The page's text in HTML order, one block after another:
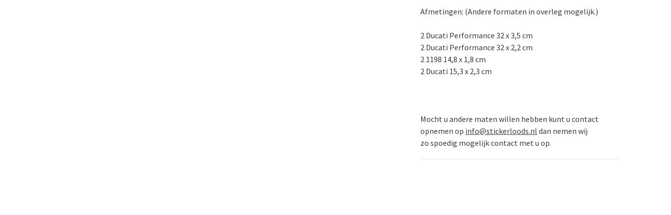
Afmetingen: (Andere formaten in overleg mogelijk.)
2 Ducati Performance 32 x 3,5 cm
2 Ducati Performance 32 x 2,2 cm
2 1198 14,8 x 1,8 cm
2 Ducati 15,3 x 2,3 cm
Mocht u andere maten willen hebben kunt u contact
opnemen op info@stickerloods.nl dan nemen wij
zo spoedig mogelijk contact met u op.